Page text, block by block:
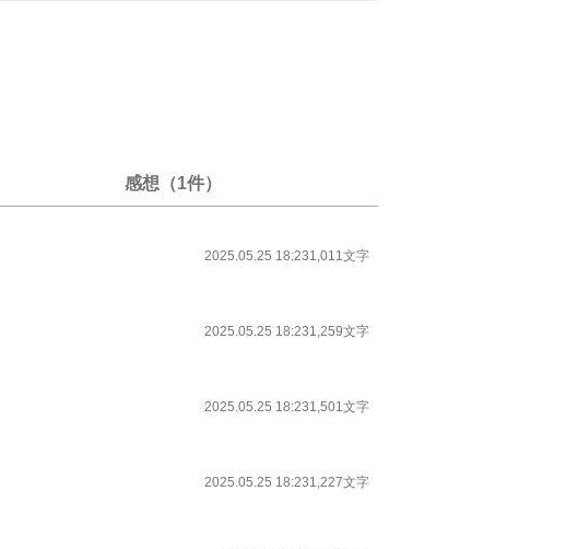
感想（1件）
2025.05.25 18:231,011文字
2025.05.25 18:231,259文字
2025.05.25 18:231,501文字
2025.05.25 18:231,227文字